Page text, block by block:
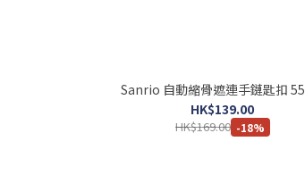
Sanrio 自動縮骨遮連手鏈匙扣
HK$139.00
HK$169.00 -18%